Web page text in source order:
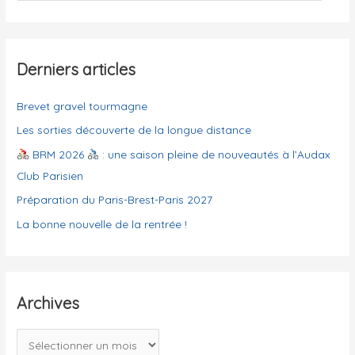
g
r
i
e
s
Derniers articles
Brevet gravel tourmagne
Les sorties découverte de la longue distance
BRM 2026
: une saison pleine de nouveautés à l’Audax
Club Parisien
Préparation du Paris-Brest-Paris 2027
La bonne nouvelle de la rentrée !
Archives